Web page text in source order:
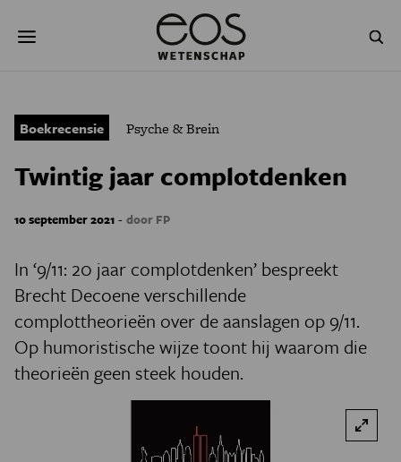
naar
GEZONDHEID
NATUURWETENSCHAPPEN GESCHIEDENIS
PODCAST AGENDA
JONGE UITDAGERS
Boekrecensie Psyche & Brein
Twintig jaar complotdenken
10 september 2021 - door FP
In ‘9/11: 20 jaar complotdenken’ bespreekt
Brecht Decoene verschillende
complottheorieën over de aanslagen op 9/11.
Op humoristische wijze toont hij waarom die
theorieën geen steek houden.